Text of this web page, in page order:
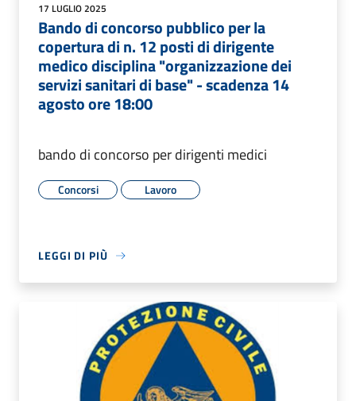
17 LUGLIO 2025
Bando di concorso pubblico per la
copertura di n. 12 posti di dirigente
medico disciplina "organizzazione dei
servizi sanitari di base" - scadenza 14
agosto ore 18:00
bando di concorso per dirigenti medici
Concorsi Lavoro
LEGGI DI PIÙ